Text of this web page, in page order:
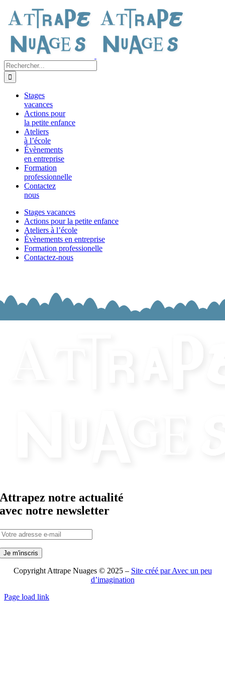
contenu
Rechercher:
Stages
vacances
Actions pour
la petite enfance
Ateliers
à l’école
Évènements
en entreprise
Formation
professionnelle
Contactez
nous
Stages vacances
Actions pour la petite enfance
Ateliers à l’école
Évènements en entreprise
Formation professionelle
Contactez-nous
Attrapez notre actualité
avec notre newsletter
Copyright Attrape Nuages © 2025 – Site créé par Avec un peu
d’imagination
Page load link